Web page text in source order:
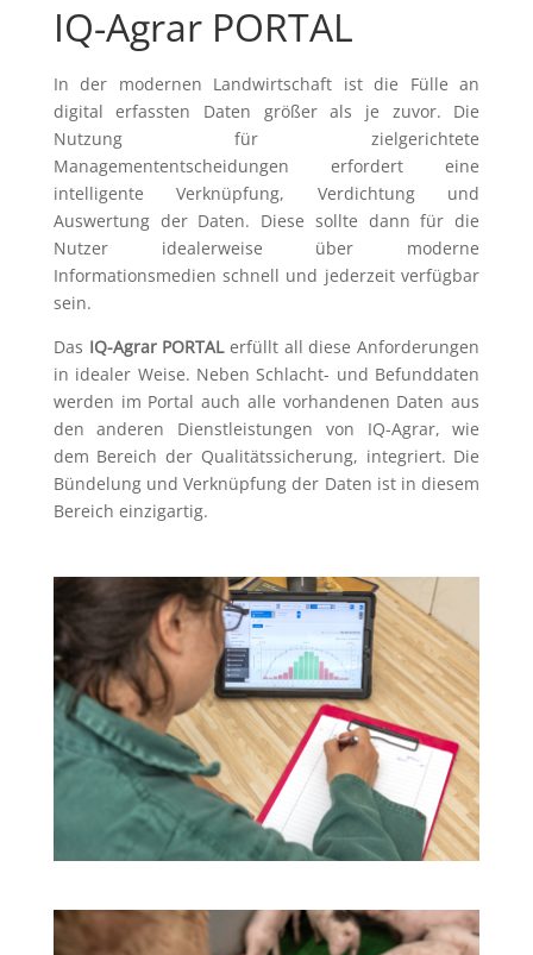
IQ-Agrar PORTAL
In der modernen Landwirtschaft ist die Fülle an
digital erfassten Daten größer als je zuvor. Die
Nutzung für zielgerichtete
Managemententscheidungen erfordert eine
intelligente Verknüpfung, Verdichtung und
Auswertung der Daten. Diese sollte dann für die
Nutzer idealerweise über moderne
Informationsmedien schnell und jederzeit verfügbar
sein.
Das IQ-Agrar PORTALerfüllt all diese Anforderungen
in idealer Weise. Neben Schlacht- und Befunddaten
werden im Portal auch alle vorhandenen Daten aus
den anderen Dienstleistungen von IQ-Agrar, wie
dem Bereich der Qualitätssicherung, integriert. Die
Bündelung und Verknüpfung der Daten ist in diesem
Bereich einzigartig.